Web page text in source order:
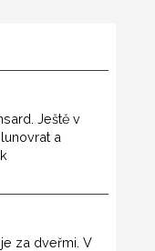
Ještě v
a
za dveřmi. V